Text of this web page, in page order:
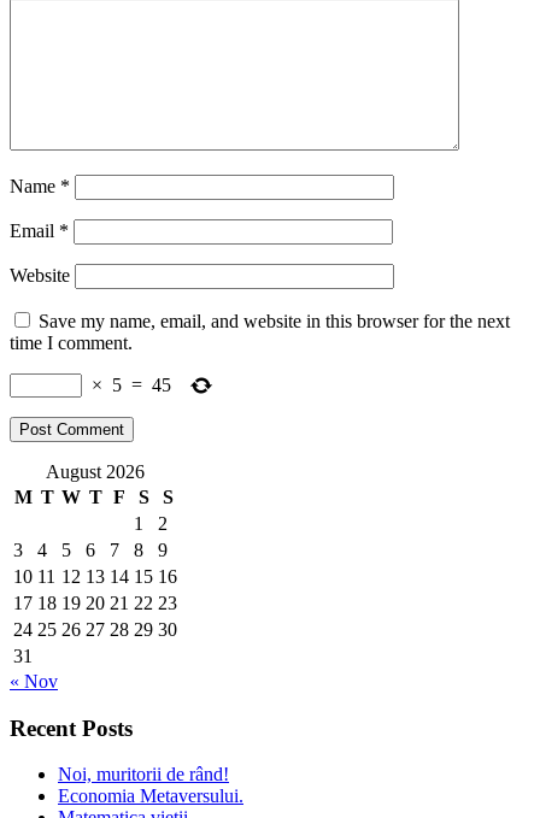
Name *
Email *
Website
Save my name, email, and website in this browser for the next
time I comment.
× 5 = 45
August 2026
M T W T F S
S
1
2
3
4 5 6 7 8
9
10 11 12 13 14 15 16
17 18 19 20 21 22 23
24 25 26 27 28 29 30
31
« Nov
Recent Posts
Noi, muritorii de rând!
Economia Metaversului.